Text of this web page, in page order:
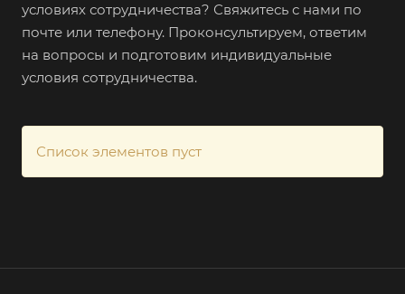
условиях сотрудничества? Свяжитесь с нами по
почте или телефону. Проконсультируем, ответим
на вопросы и подготовим индивидуальные
условия сотрудничества.
Список элементов пуст